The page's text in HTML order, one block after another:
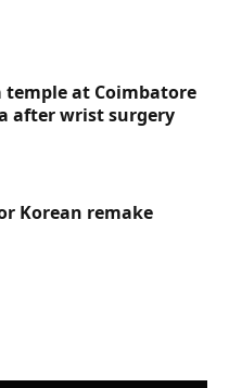
temple at Coimbatore
after wrist surgery
Korean remake